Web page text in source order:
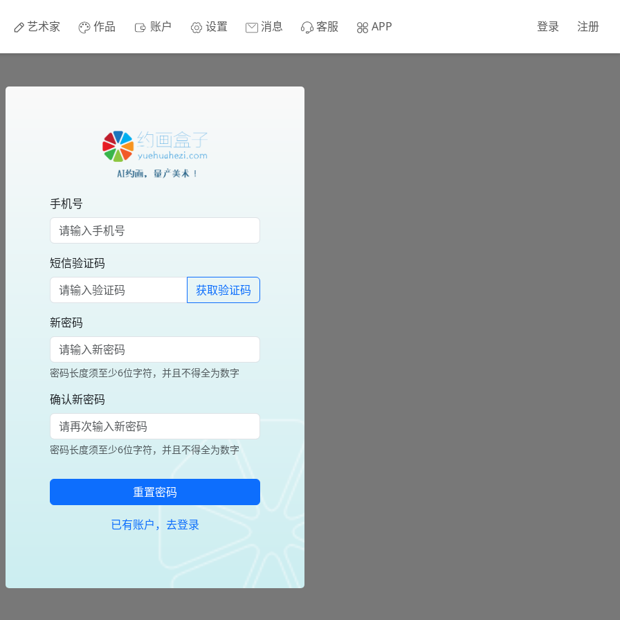
艺术家 作品 账户 设置 消息 客服 APP 登录 注册
手机号
短信验证码
获取验证码
新密码
密码长度须至少6位字符，并且不得全为数字
确认新密码
密码长度须至少6位字符，并且不得全为数字
重置密码
已有账户，去登录